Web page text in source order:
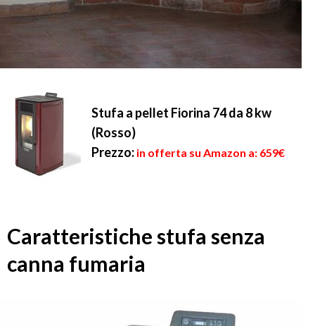
Stufa a pellet Fiorina 74 da 8 kw
(Rosso)
Prezzo: in offerta su Amazon a: 659€
Caratteristiche stufa senza
canna fumaria